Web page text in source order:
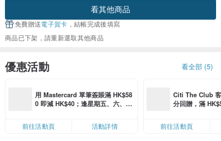
看其他商品
免費贈送電子賀卡 ，結帳完成後填寫
商品已下架，請重新選取其他商品
優惠活動 看全部 (5)
用 Mastercard 單筆簽賬滿 HK$58
0 即減 HK$40；逢星期五、六、日
限，額滿即止，僅限「常用信用
卡」結帳）
前往活動頁 活動詳情
Citi The Club
分回贈，滿
前往活動頁